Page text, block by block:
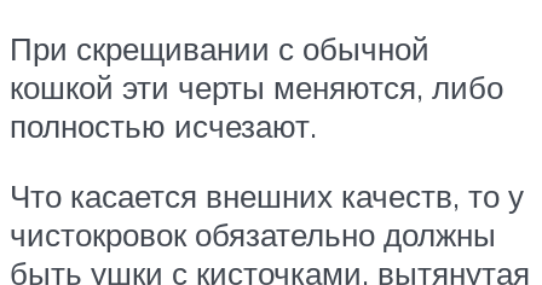
При скрещивании с обычной
кошкой эти черты меняются, либо
полностью исчезают.
Что касается внешних качеств, то у
чистокровок обязательно должны
быть ушки с кисточками, вытянутая